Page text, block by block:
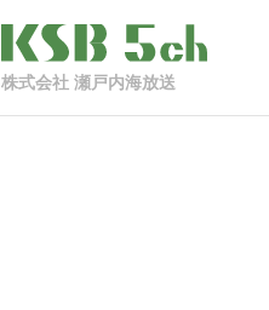
株式会社 瀬戸内海放送